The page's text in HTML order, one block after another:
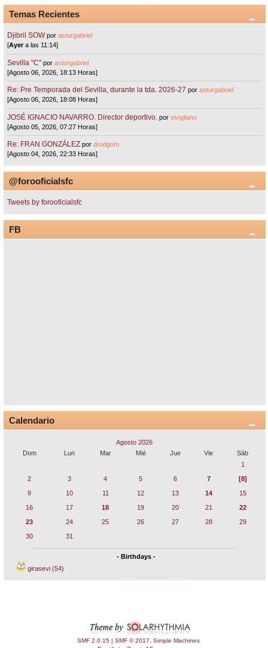
Temas Recientes
Djibril SOW porasturgabriel
[Ayera las 11:14]
Sevilla "C"porasturgabriel
[Agosto 06, 2026, 18:13 Horas]
Re: Pre Temporada del Sevilla, durante la tda. 2026-27 porasturgabriel
[Agosto 06, 2026, 18:08 Horas]
JOSÉ IGNACIO NAVARRO. Director deportivo. porsivigliano
[Agosto 05, 2026, 07:27 Horas]
Re: FRAN GONZÁLEZ pordrodgom
[Agosto 04, 2026, 22:33 Horas]
@forooficialsfc
Tweets by forooficialsfc
FB
Calendario
Agosto 2026
Dom
Lun Mar Mié Jue Vie
Sáb
1
2
3 4 5 6 7
[8]
9
10 11 12 13 14
15
16
17 18 19 20 21
22
23
24 25 26 27 28
29
30
31
- Birthdays -
girasevi (54)
SMF 2.0.15 | SMF © 2017
Simple Machines